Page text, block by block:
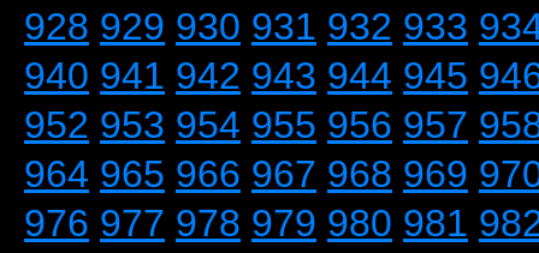
928 929 930 931 932 933
940 941 942 943 944 945
952 953 954 955 956 957
964 965 966 967 968 969
976 977 978 979 980 981